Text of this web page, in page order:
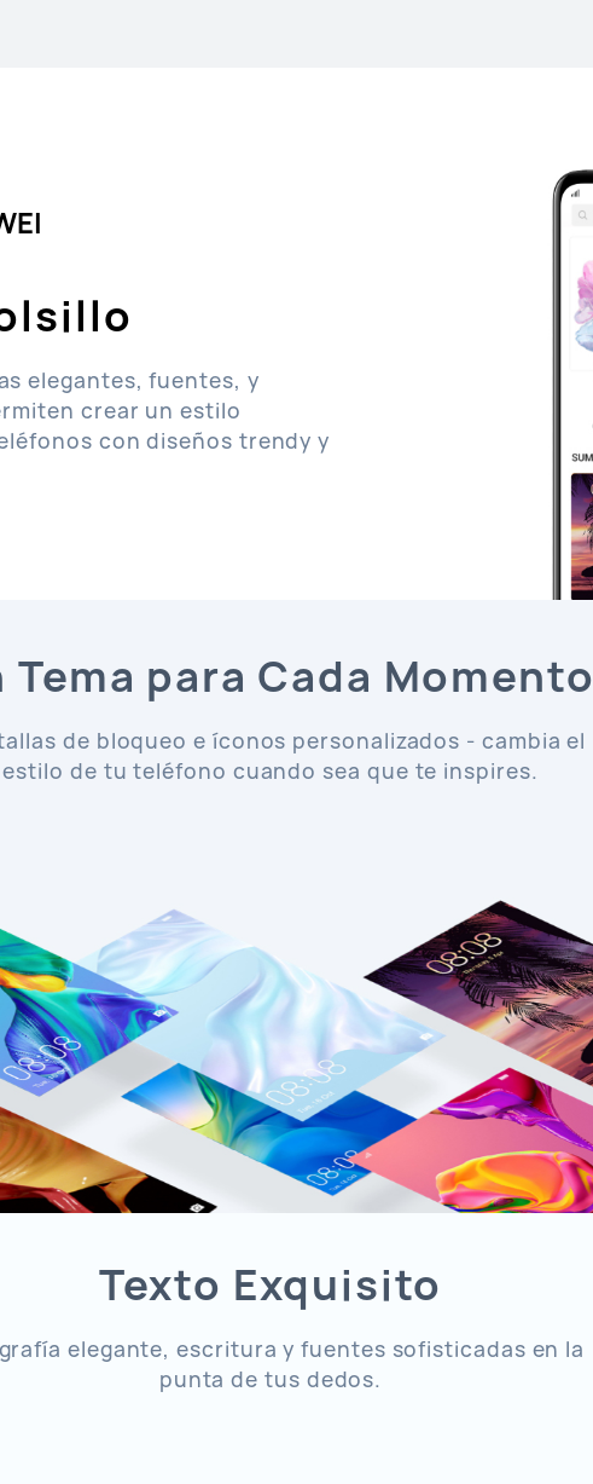
elegantes, fuentes, y
crear un estilo
con diseños trendy y
Tema para Cada Momento
de bloqueo e íconos personalizados - cambia el
estilo de tu teléfono cuando sea que te inspires.
Texto Exquisito
elegante, escritura y fuentes sofisticadas en la
punta de tus dedos.